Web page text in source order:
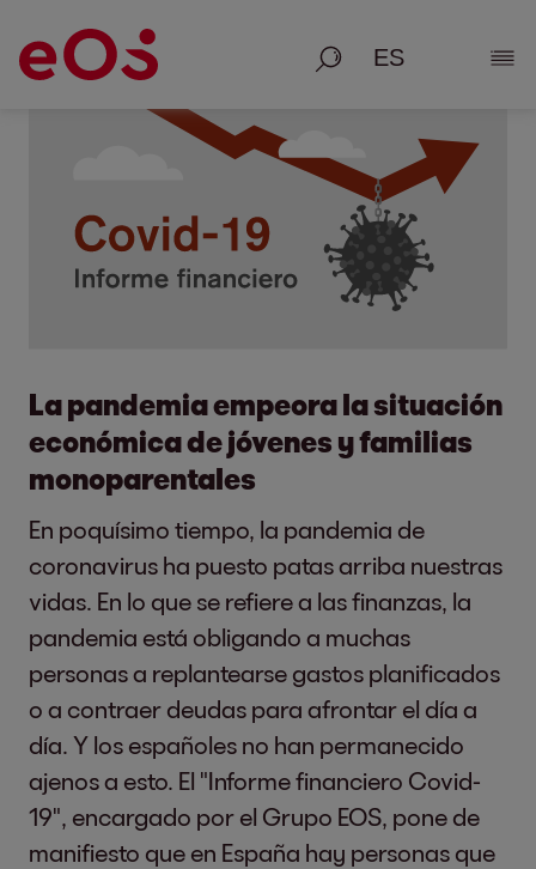
Busque en
La pandemia empeora la situación
económica de jóvenes y familias
monoparentales
En poquísimo tiempo, la pandemia de
coronavirus ha puesto patas arriba nuestras
vidas. En lo que se refiere a las finanzas, la
pandemia está obligando a muchas
personas a replantearse gastos planificados
o a contraer deudas para afrontar el día a
día. Y los españoles no han permanecido
ajenos a esto. El "Informe financiero Covid-
19", encargado por el Grupo EOS, pone de
manifiesto que en España hay personas que